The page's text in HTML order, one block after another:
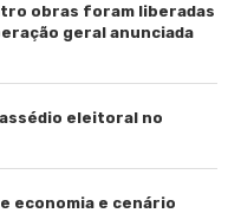
obras foram liberadas
geral anunciada
eleitoral no
economia e cenário